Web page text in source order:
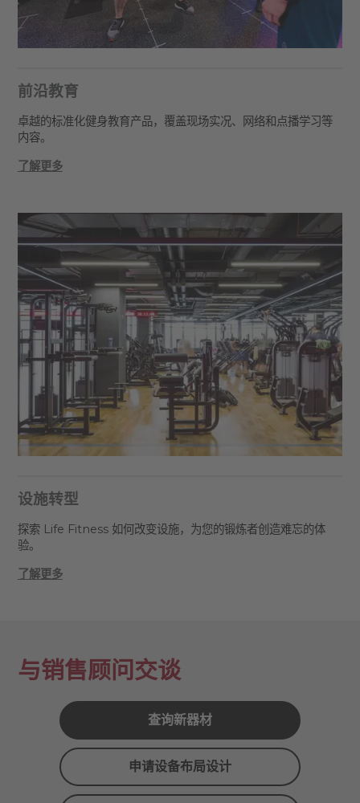
前沿教育
卓越的标准化健身教育产品，覆盖现场实况、网络和点播学习等
内容。
了解更多
设施转型
探索 Life Fitness 如何改变设施，为您的锻炼者创造难忘的体
验。
了解更多
与销售顾问交谈
查询新器材
申请设备布局设计